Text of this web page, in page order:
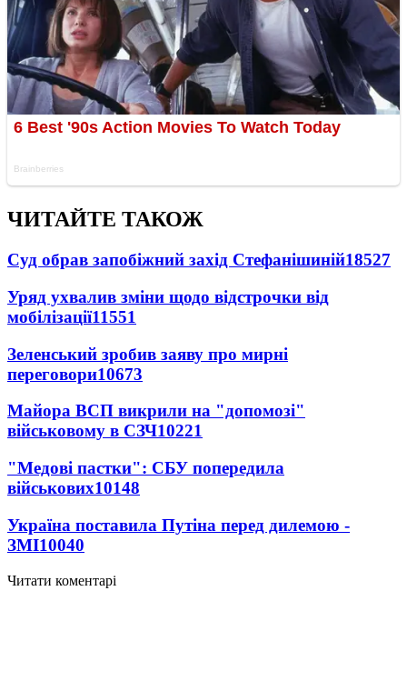
ЧИТАЙТЕ ТАКОЖ
Суд обрав запобіжний захід Стефанішиній18527
Уряд ухвалив зміни щодо відстрочки від
мобілізації11551
Зеленський зробив заяву про мирні
переговори10673
Майора ВСП викрили на "допомозі"
військовому в СЗЧ10221
"Медові пастки": СБУ попередила
військових10148
Україна поставила Путіна перед дилемою -
ЗМІ10040
Читати коментарі